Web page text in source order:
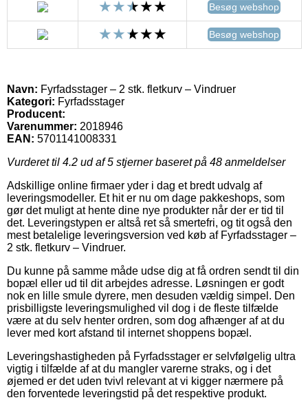
Besøg webshop
Besøg webshop
Navn: Fyrfadsstager – 2 stk. fletkurv – Vindruer
Kategori: Fyrfadsstager
Producent:
Varenummer: 2018946
EAN: 5701141008331
Vurderet til 4.2 ud af 5 stjerner baseret på 48 anmeldelser
Adskillige online firmaer yder i dag et bredt udvalg af
leveringsmodeller. Et hit er nu om dage pakkeshops, som
gør det muligt at hente dine nye produkter når der er tid til
det. Leveringstypen er altså ret så smertefri, og tit også den
mest betalelige leveringsversion ved køb af Fyrfadsstager –
2 stk. fletkurv – Vindruer.
Du kunne på samme måde udse dig at få ordren sendt til din
bopæl eller ud til dit arbejdes adresse. Løsningen er godt
nok en lille smule dyrere, men desuden vældig simpel. Den
prisbilligste leveringsmulighed vil dog i de fleste tilfælde
være at du selv henter ordren, som dog afhænger af at du
lever med kort afstand til internet shoppens bopæl.
Leveringshastigheden på Fyrfadsstager er selvfølgelig ultra
vigtig i tilfælde af at du mangler varerne straks, og i det
øjemed er det uden tvivl relevant at vi kigger nærmere på
den forventede leveringstid på det respektive produkt.